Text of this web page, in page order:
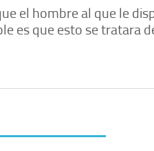
el hombre al que le
es que esto se tratara